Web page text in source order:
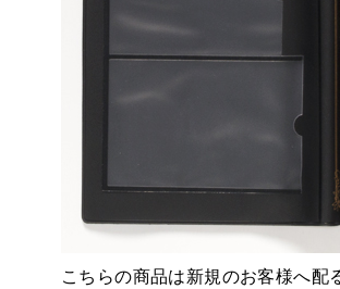
こちらの商品は新規のお客様へ